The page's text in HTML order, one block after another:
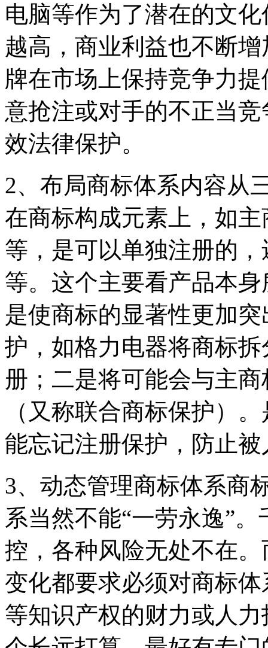
电脑等作为了潜在的文
越高，商业利益也不断
牌在市场上保持竞争力
意抢注或对手的不正当
效法律保护。
2、布局商标体系内容从
在商标构成元素上，如
等，是可以单独注册的
等。这个主要看产品本
是使商标的显著性更加
护，如格力电器将商标
册；二是将可能会与主
（又称联合商标保护）
能忘记注册保护，防止
3、动态管理商标体系商
系当然不能“一劳永逸”
控，各种风险无处不在
变化都要求必须对商标
等知识产权的财力或人